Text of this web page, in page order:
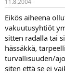
11.8.2004
Eikös aiheena
vakuutusyhtiöt
sitten radalla tai
hässäkkä,
turvallisuuden/
siten että se ei